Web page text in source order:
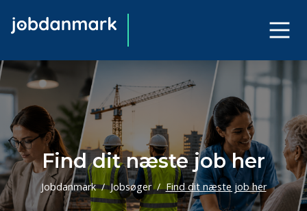
Find dit næste job her
Jobdanmark Jobsøger Find dit næste job her